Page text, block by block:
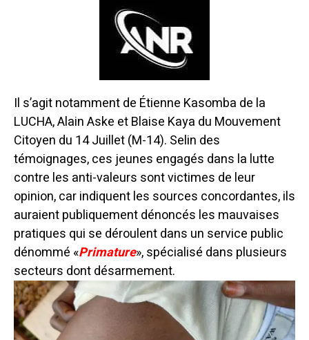
Il s’agit notamment de Étienne Kasomba de la
LUCHA, Alain Aske et Blaise Kaya du Mouvement
Citoyen du 14 Juillet (M-14). Selin des
témoignages, ces jeunes engagés dans la lutte
contre les anti-valeurs sont victimes de leur
opinion, car indiquent les sources concordantes, ils
auraient publiquement dénoncés les mauvaises
pratiques qui se déroulent dans un service public
dénommé «Primature», spécialisé dans plusieurs
secteurs dont désarmement.